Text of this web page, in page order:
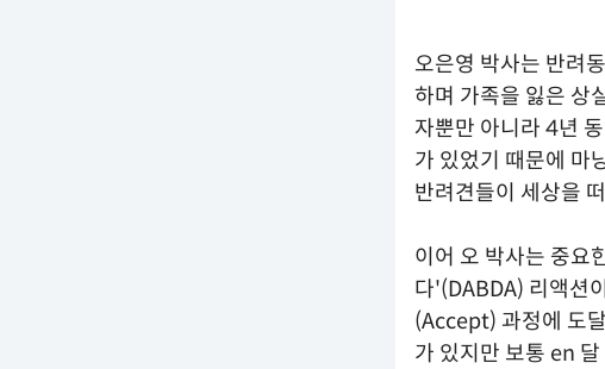
오은영 박사는 반려
하며 가족을 잃은 상
자뿐만 아니라 4년
가 있었기 때문에 마
반려견들이 세상을
이어 오 박사는 중요
다'(DABDA) 리액션
(Accept) 과정에 도
가 있지만 보통 en